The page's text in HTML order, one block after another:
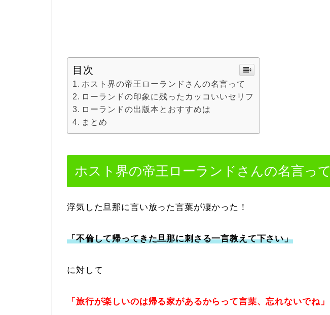
目次
ホスト界の帝王ローランドさんの名言って
ローランドの印象に残ったカッコいいセリフ
ローランドの出版本とおすすめは
まとめ
ホスト界の帝王ローランドさんの名言って
浮気した旦那に言い放った言葉が凄かった！
「不倫して帰ってきた旦那に刺さる一言教えて下さい」
に対して
「旅行が楽しいのは帰る家があるからって言葉、忘れないでね」